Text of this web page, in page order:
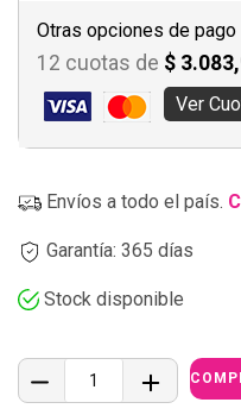
Otras opciones de pago
12 cuotas de $
Ver
Envíos a todo el país.
Garantía: 365 días
Stock disponible